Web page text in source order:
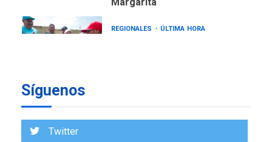
REGIONALES ÚLTIMA HORA
Síguenos
Twitter